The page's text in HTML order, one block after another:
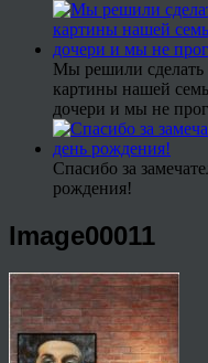
Мы решили сделать
картины нашей
дочери и мы не
Спасибо за
рождения!
Image00011